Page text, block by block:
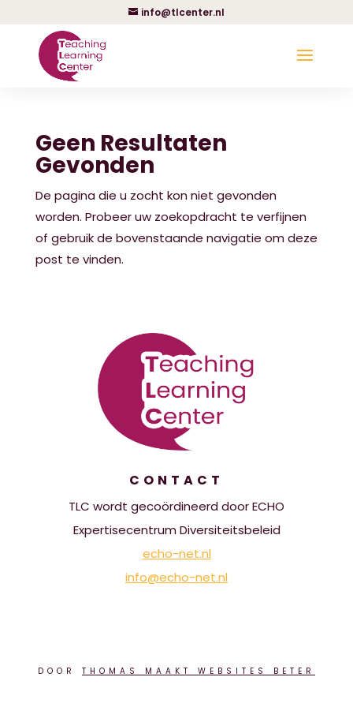
info@tlcenter.nl
Geen Resultaten
Gevonden
De pagina die u zocht kon niet gevonden
worden. Probeer uw zoekopdracht te verfijnen
of gebruik de bovenstaande navigatie om deze
post te vinden.
CONTACT
TLC wordt gecoördineerd door ECHO
Expertisecentrum Diversiteitsbeleid
echo-net.nl
info@echo-net.nl
DOOR THOMAS MAAKT WEBSITES BETER